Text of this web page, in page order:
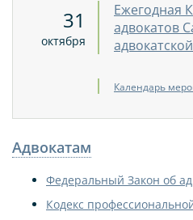
31
октября
Ежегодная
адвокатов
Календарь
Адвокатам
Федеральный Закон об
Кодекс